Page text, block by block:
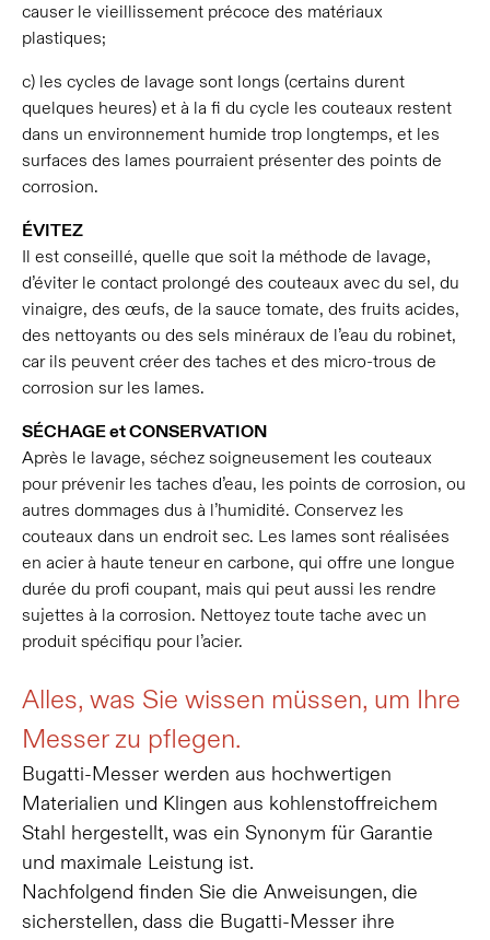
causer le vieillissement précoce des matériaux
plastiques;
c) les cycles de lavage sont longs (certains durent
quelques heures) et à la fi du cycle les couteaux restent
dans un environnement humide trop longtemps, et les
surfaces des lames pourraient présenter des points de
corrosion.
ÉVITEZ
Il est conseillé, quelle que soit la méthode de lavage,
d’éviter le contact prolongé des couteaux avec du sel, du
vinaigre, des œufs, de la sauce tomate, des fruits acides,
des nettoyants ou des sels minéraux de l’eau du robinet,
car ils peuvent créer des taches et des micro-trous de
corrosion sur les lames.
SÉCHAGE et CONSERVATION
Après le lavage, séchez soigneusement les couteaux
pour prévenir les taches d’eau, les points de corrosion, ou
autres dommages dus à l’humidité. Conservez les
couteaux dans un endroit sec. Les lames sont réalisées
en acier à haute teneur en carbone, qui offre une longue
durée du profi coupant, mais qui peut aussi les rendre
sujettes à la corrosion. Nettoyez toute tache avec un
produit spécifiqu pour l’acier.
Alles, was Sie wissen müssen, um Ihre
Messer zu pflegen.
Bugatti-Messer werden aus hochwertigen
Materialien und Klingen aus kohlenstoffreichem
Stahl hergestellt, was ein Synonym für Garantie
und maximale Leistung ist.
Nachfolgend finden Sie die Anweisungen, die
sicherstellen, dass die Bugatti-Messer ihre